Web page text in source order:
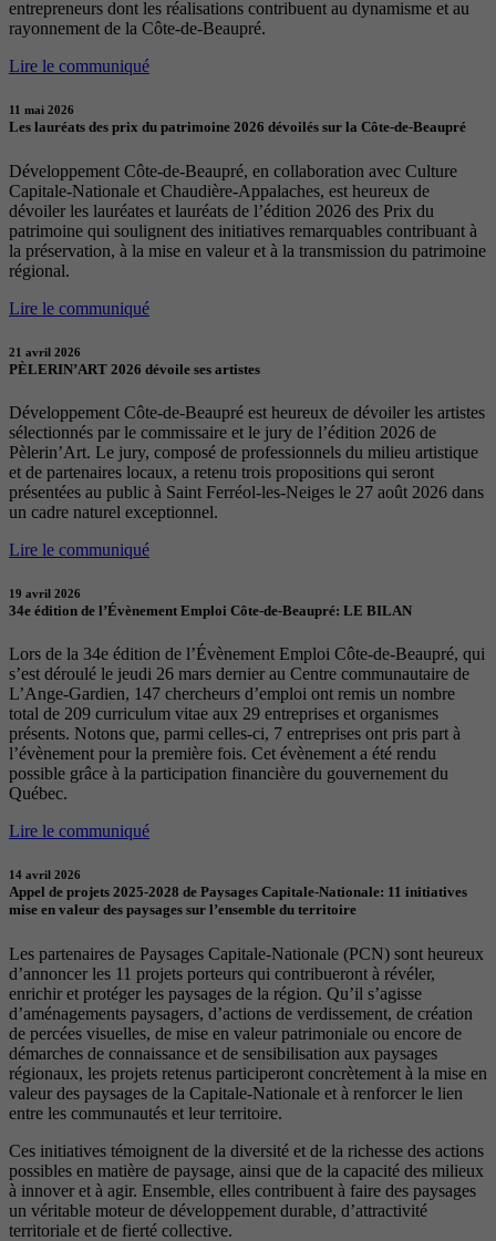
entrepreneurs dont les réalisations contribuent au dynamisme et au
rayonnement de la Côte-de-Beaupré.
Lire le communiqué
11 mai 2026
Les lauréats des prix du patrimoine 2026 dévoilés sur la Côte-de-Beaupré
Développement Côte-de-Beaupré, en collaboration avec Culture
Capitale-Nationale et Chaudière-Appalaches, est heureux de
dévoiler les lauréates et lauréats de l’édition 2026 des Prix du
patrimoine qui soulignent des initiatives remarquables contribuant à
la préservation, à la mise en valeur et à la transmission du patrimoine
régional.
Lire le communiqué
21 avril 2026
PÈLERIN’ART 2026 dévoile ses artistes
Développement Côte-de-Beaupré est heureux de dévoiler les artistes
sélectionnés par le commissaire et le jury de l’édition 2026 de
Pèlerin’Art. Le jury, composé de professionnels du milieu artistique
et de partenaires locaux, a retenu trois propositions qui seront
présentées au public à Saint Ferréol-les-Neiges le 27 août 2026 dans
un cadre naturel exceptionnel.
Lire le communiqué
19 avril 2026
34e édition de l’Évènement Emploi Côte-de-Beaupré: LE BILAN
Lors de la 34e édition de l’Évènement Emploi Côte-de-Beaupré, qui
s’est déroulé le jeudi 26 mars dernier au Centre communautaire de
L’Ange-Gardien, 147 chercheurs d’emploi ont remis un nombre
total de 209 curriculum vitae aux 29 entreprises et organismes
présents. Notons que, parmi celles-ci, 7 entreprises ont pris part à
l’évènement pour la première fois. Cet évènement a été rendu
possible grâce à la participation financière du gouvernement du
Québec.
Lire le communiqué
14 avril 2026
Appel de projets 2025-2028 de Paysages Capitale-Nationale: 11 initiatives
mise en valeur des paysages sur l’ensemble du territoire
Les partenaires de Paysages Capitale-Nationale (PCN) sont heureux
d’annoncer les 11 projets porteurs qui contribueront à révéler,
enrichir et protéger les paysages de la région. Qu’il s’agisse
d’aménagements paysagers, d’actions de verdissement, de création
de percées visuelles, de mise en valeur patrimoniale ou encore de
démarches de connaissance et de sensibilisation aux paysages
régionaux, les projets retenus participeront concrètement à la mise en
valeur des paysages de la Capitale-Nationale et à renforcer le lien
entre les communautés et leur territoire.
Ces initiatives témoignent de la diversité et de la richesse des actions
possibles en matière de paysage, ainsi que de la capacité des milieux
à innover et à agir. Ensemble, elles contribuent à faire des paysages
un véritable moteur de développement durable, d’attractivité
territoriale et de fierté collective.